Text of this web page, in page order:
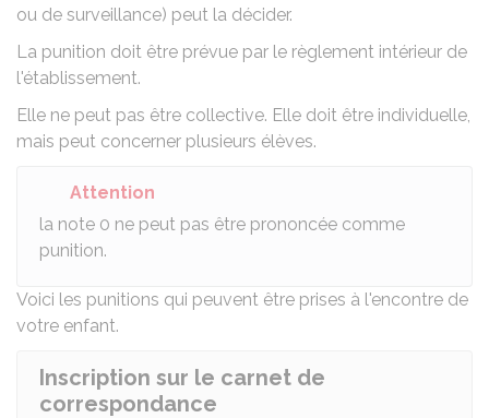
ou de surveillance) peut la décider.
La punition doit être prévue par le règlement intérieur de
l'établissement.
Elle ne peut pas être collective. Elle doit être individuelle,
mais peut concerner plusieurs élèves.
Attention
la note 0 ne peut pas être prononcée comme
punition.
Voici les punitions qui peuvent être prises à l'encontre de
votre enfant.
Inscription sur le carnet de
correspondance